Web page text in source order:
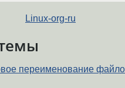
Linux-org-ru
переименование